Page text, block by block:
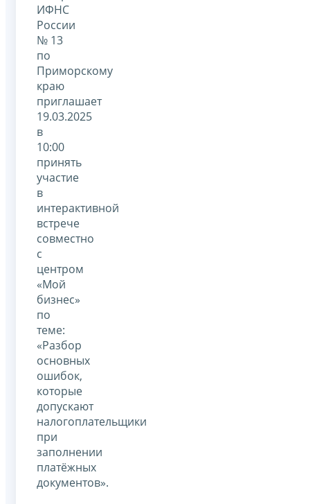
ИФНС
России
№ 13
по
Приморскому
краю
приглашает
19.03.2025
в
10:00
принять
участие
в
интерактивной
встрече
совместно
с
центром
«Мой
бизнес»
по
теме:
«Разбор
основных
ошибок,
которые
допускают
налогоплательщики
при
заполнении
платёжных
документов».